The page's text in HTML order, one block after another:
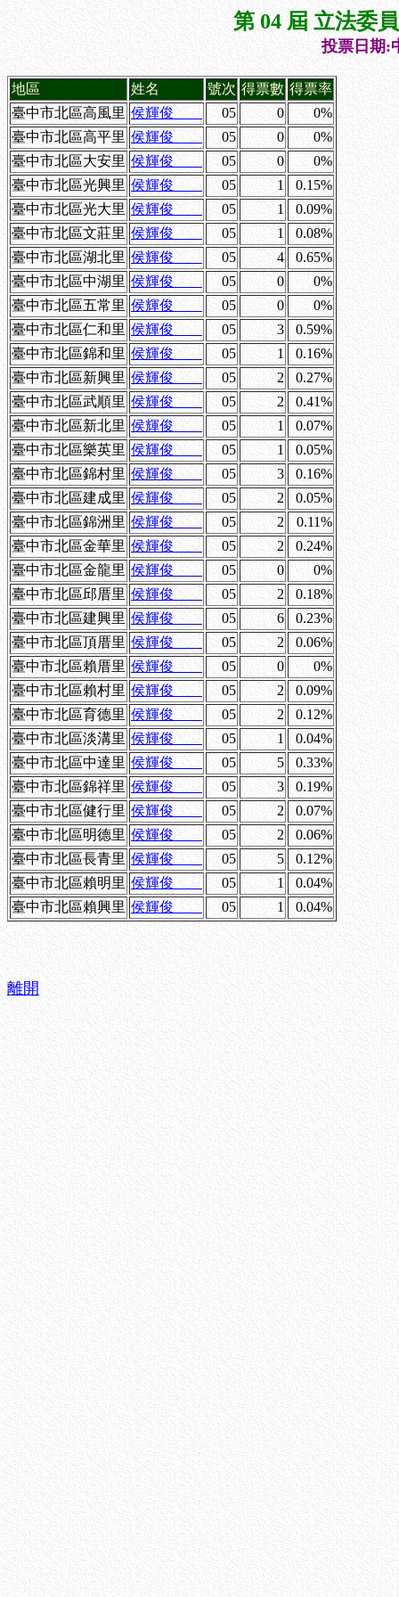
第 04 屆 立法委
投票日期:
地區 姓名 號次 得票數 得票率
臺中市北區高風里 侯輝俊 05 0
0%
臺中市北區高平里 侯輝俊 05 0
0%
臺中市北區大安里 侯輝俊 05 0
0%
臺中市北區光興里 侯輝俊 05 1
0.15%
臺中市北區光大里 侯輝俊 05 1
0.09%
臺中市北區文莊里 侯輝俊 05 1
0.08%
臺中市北區湖北里 侯輝俊 05 4
0.65%
臺中市北區中湖里 侯輝俊 05 0
0%
臺中市北區五常里 侯輝俊 05 0
0%
臺中市北區仁和里 侯輝俊 05 3
0.59%
臺中市北區錦和里 侯輝俊 05 1
0.16%
臺中市北區新興里 侯輝俊 05 2
0.27%
臺中市北區武順里 侯輝俊 05 2
0.41%
臺中市北區新北里 侯輝俊 05 1
0.07%
臺中市北區樂英里 侯輝俊 05 1
0.05%
臺中市北區錦村里 侯輝俊 05 3
0.16%
臺中市北區建成里 侯輝俊 05 2
0.05%
臺中市北區錦洲里 侯輝俊 05 2
0.11%
臺中市北區金華里 侯輝俊 05 2
0.24%
臺中市北區金龍里 侯輝俊 05 0
0%
臺中市北區邱厝里 侯輝俊 05 2
0.18%
臺中市北區建興里 侯輝俊 05 6
0.23%
臺中市北區頂厝里 侯輝俊 05 2
0.06%
臺中市北區賴厝里 侯輝俊 05 0
0%
臺中市北區賴村里 侯輝俊 05 2
0.09%
臺中市北區育德里 侯輝俊 05 2
0.12%
臺中市北區淡溝里 侯輝俊 05 1
0.04%
臺中市北區中達里 侯輝俊 05 5
0.33%
臺中市北區錦祥里 侯輝俊 05 3
0.19%
臺中市北區健行里 侯輝俊 05 2
0.07%
臺中市北區明德里 侯輝俊 05 2
0.06%
臺中市北區長青里 侯輝俊 05 5
0.12%
臺中市北區賴明里 侯輝俊 05 1
0.04%
臺中市北區賴興里 侯輝俊 05 1 0.04%
離開